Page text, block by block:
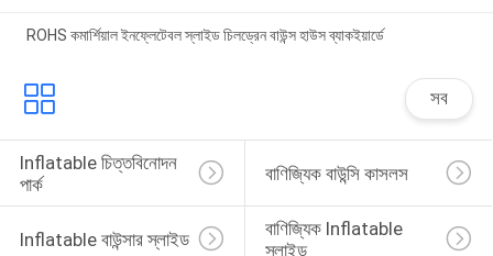
ROHS কমার্শিয়াল ইনফ্লেটেবল স্লাইড চিলড্রেন বাউন্স হাউস ব্যাকইয়ার্ডে
সব
Inflatable চিত্তবিনোদন
পার্ক
বাণিজ্যিক বাউন্সি কাসলস
Inflatable বাউন্সার স্লাইড
বাণিজ্যিক Inflatable
স্লাইড